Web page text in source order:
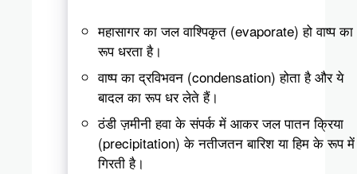
महासागर का जल वाश्पिकृत (evaporate) हो वाष्प का
रूप धरता है।
वाष्प का द्रविभवन (condensation) होता है और ये
बादल का रूप धर लेते हैं।
ठंडी ज़मीनी हवा के संपर्क में आकर जल पातन क्रिया
(precipitation) के नतीजतन बारिश या हिम के रूप में
गिरती है।